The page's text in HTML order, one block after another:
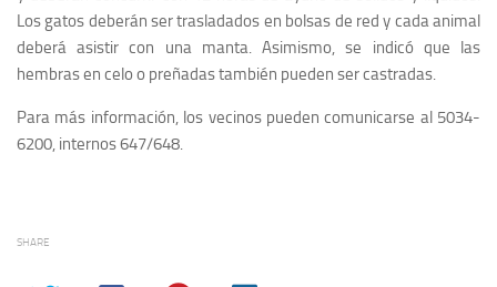
Los gatos deberán ser trasladados en bolsas de red y cada animal
deberá asistir con una manta. Asimismo, se indicó que las
hembras en celo o preñadas también pueden ser castradas.
Para más información, los vecinos pueden comunicarse al 5034-
6200, internos 647/648.
SHARE